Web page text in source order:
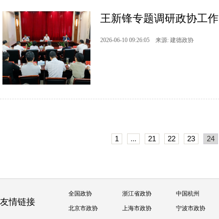
王新锋专题调研政协工作
2026-06-10 09:26:05 来源: 建德政协
1 ... 21 22 23 24
友情链接
全国政协 浙江省政协 中国杭州
北京市政协 上海市政协 宁波市政协